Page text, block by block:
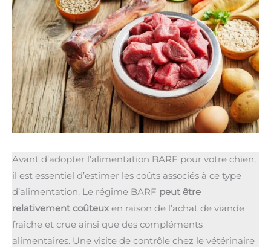
Avant d’adopter l’alimentation BARF pour votre chien,
il est essentiel d’estimer les coûts associés à ce type
d’alimentation. Le régime BARF peut être
relativement coûteuxen raison de l’achat de viande
fraîche et crue ainsi que des compléments
alimentaires. Une visite de contrôle chez le vétérinaire